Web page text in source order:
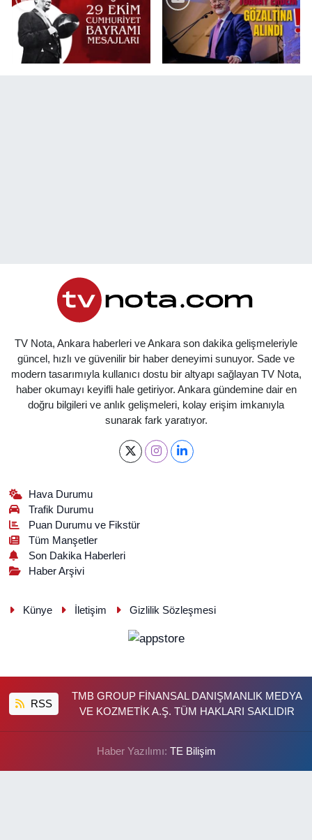
TV Nota, Ankara haberleri ve Ankara son dakika gelişmeleriyle
güncel, hızlı ve güvenilir bir haber deneyimi sunuyor. Sade ve
modern tasarımıyla kullanıcı dostu bir altyapı sağlayan TV Nota,
haber okumayı keyifli hale getiriyor. Ankara gündemine dair en
doğru bilgileri ve anlık gelişmeleri, kolay erişim imkanıyla
sunarak fark yaratıyor.
Hava Durumu
Trafik Durumu
Puan Durumu ve Fikstür
Tüm Manşetler
Son Dakika Haberleri
Haber Arşivi
Künye İletişim Gizlilik Sözleşmesi
RSS
TMB GROUP FİNANSAL DANIŞMANLIK MEDYA
VE KOZMETİK A.Ş. TÜM HAKLARI SAKLIDIR
Haber Yazılımı: TE Bilişim